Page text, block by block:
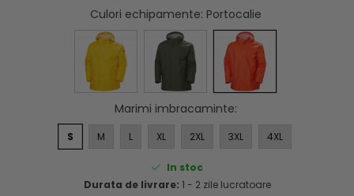
Genti si trolere
Buzunare externe
Echipamente specializate
Echipamente muncitori ferma
Echipamente veterinari
Echipamente mulgatori
Echipamente trimeri ongloane
Manusi protectie
Menghine si preseCulori echipamente: Portocalie
Marimi imbracaminte:
S M L XL 2XL 3XL 4XL
In stoc
Durata de livrare: 1 - 2 zile lucratoare